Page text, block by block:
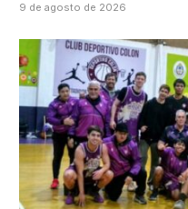
9 de agosto de 2026